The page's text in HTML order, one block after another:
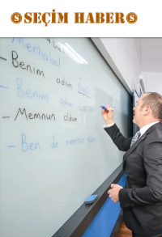
şekilde ulaştırmak için
sürdürüyor